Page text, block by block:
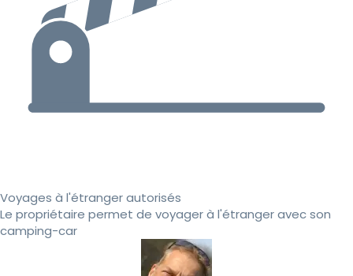
Voyages à l'étranger autorisés
Le propriétaire permet de voyager à l'étranger avec son
camping-car